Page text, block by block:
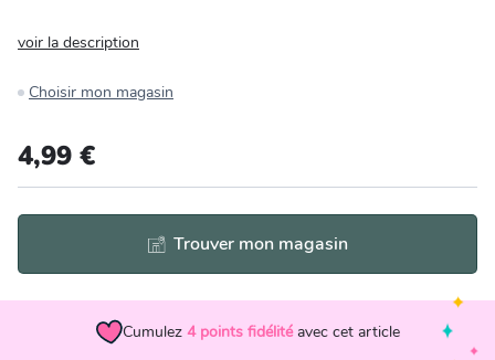
voir la description
Choisir mon magasin
4,99 €
Trouver mon magasin
Cumulez 4 points fidélité avec cet article